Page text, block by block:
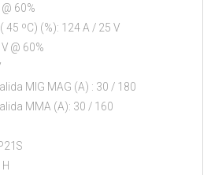
60%
45 ºC) (%): 124 A / 25 V
@ 60%
MIG MAG (A) : 30 / 180
MMA (A): 30 / 160